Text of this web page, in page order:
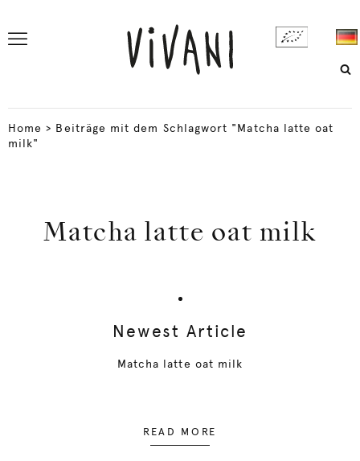
Home > Beiträge mit dem Schlagwort "Matcha latte oat
milk"
Matcha latte oat milk
Newest Article
Matcha latte oat milk
READ MORE